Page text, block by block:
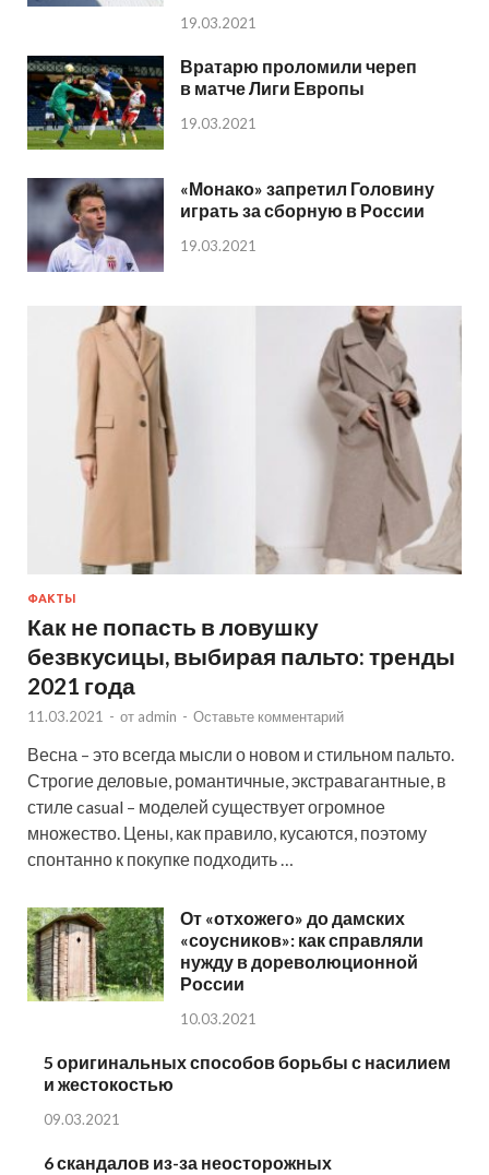
19.03.2021
Вратарю проломили череп
в матче Лиги Европы
19.03.2021
«Монако» запретил Головину
играть за сборную в России
19.03.2021
ФАКТЫ
Как не попасть в ловушку
безвкусицы, выбирая пальто: тренды
2021 года
11.03.2021 - от admin - Оставьте комментарий
Весна – это всегда мысли о новом и стильном пальто.
Строгие деловые, романтичные, экстравагантные, в
стиле casual – моделей существует огромное
множество. Цены, как правило, кусаются, поэтому
спонтанно к покупке подходить …
От «отхожего» до дамских
«соусников»: как справляли
нужду в дореволюционной
России
10.03.2021
5 оригинальных способов борьбы с насилием
и жестокостью
09.03.2021
6 скандалов из-за неосторожных